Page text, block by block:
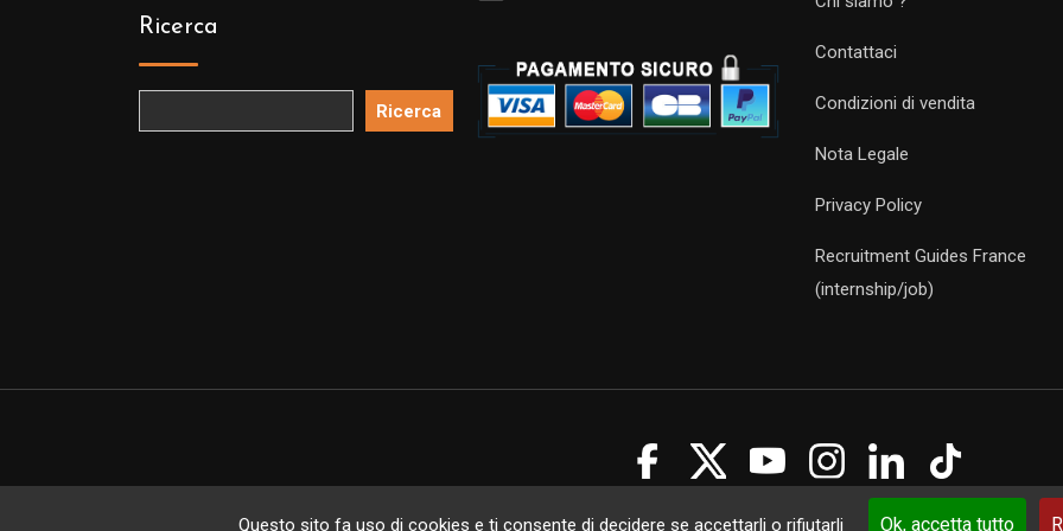
Questo sito fa uso di cookies e ti consente di decidere se accettarli o rifiutarli Ok, accetta tutto
Ricerca
Ricerca
Contattaci
Condizioni di vendita
Nota Legale
Privacy Policy
Recruitment Guides France
(internship/job)
Copyright Guides 2021. Tous droits réservés.Développement web sur mesure